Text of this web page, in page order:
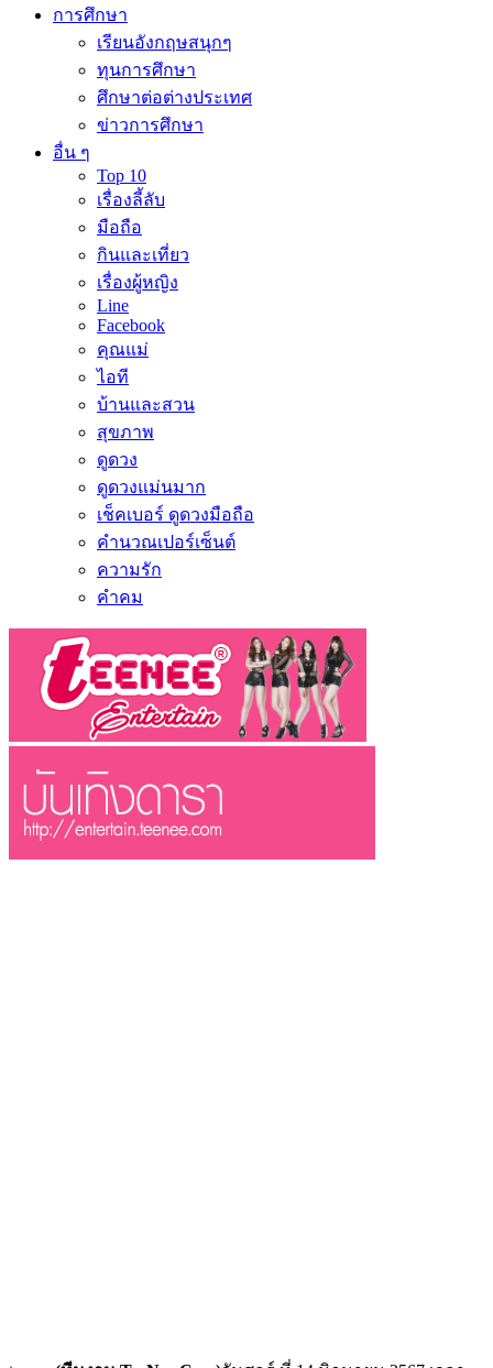
การศึกษา
เรียนอังกฤษสนุกๆ
ทุนการศึกษา
ศึกษาต่อต่างประเทศ
ข่าวการศึกษา
อื่น ๆ
Top 10
เรื่องลี้ลับ
มือถือ
กินและเที่ยว
เรื่องผู้หญิง
Line
Facebook
คุณแม่
ไอที
บ้านและสวน
สุขภาพ
ดูดวง
ดูดวงแม่นมาก
เช็คเบอร์ ดูดวงมือถือ
คำนวณเปอร์เซ็นต์
ความรัก
คำคม